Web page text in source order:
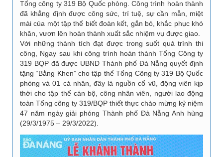
Tổng công ty 319 Bộ Quốc phòng. Công trình hoàn thành
đã khẳng định được công sức, trí tuệ, sự cần mẫn, miệt
mài của một tập thể biết đoàn kết, gắn bó, khắc phục khó
khăn, vươn lên hoàn thành xuất sắc nhiệm vụ được giao.
Với những thành tích đạt được trong suốt quá trình thi
công, Ngay sau khi công trình hoàn thành Tổng Công ty
319 BQP đã được UBND Thành phố Đà Nẵng quyết định
tặng “Bằng Khen” cho tập thể Tổng Công ty 319 Bộ Quốc
phòng và 01 cá nhân, đây là nguồn cổ vũ, động viên kịp
thời cho tập thể cán bộ, công nhân viên, người lao động
toàn Tổng công ty 319/BQP thiết thực chào mừng kỷ niệm
47 năm ngày giải phóng Thành phố Đà Nẵng Anh hùng
(29/3/1975 – 29/3/2022).